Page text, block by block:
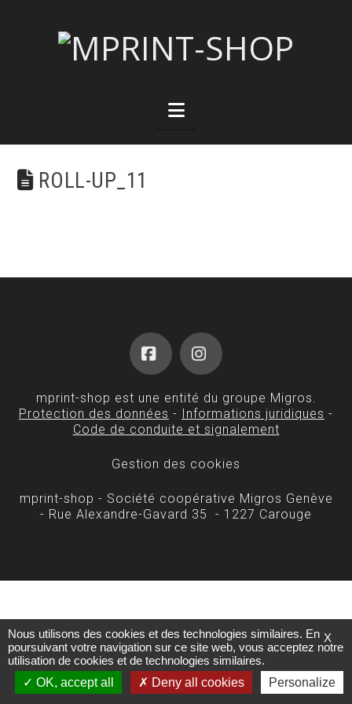
Navigation
ROLL-UP_11
FacebookInstagram
mprint-shop est une entité du groupe Migros.
Protection des données - Informations juridiques -
Code de conduite et signalement
Gestion des cookies
mprint-shop - Société coopérative Migros Genève
- Rue Alexandre-Gavard 35 - 1227 Carouge
X
Nous utilisons des cookies et des technologies similaires. En
poursuivant votre navigation sur ce site web, vous acceptez notre
utilisation de cookies et de technologies similaires.
OK, accept all
Deny all cookies Personalize